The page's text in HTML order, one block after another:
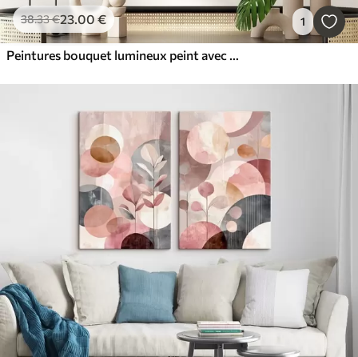
38.33€23.00 € 1
Peintures bouquet lumineux peint avec des couleurs